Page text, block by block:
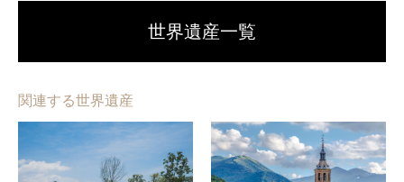
世界遺産一覧
関連する世界遺産